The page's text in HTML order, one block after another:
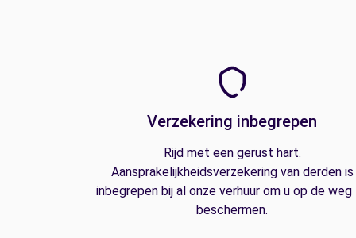
Verzekering inbegrepen
Rijd met een gerust hart.
Aansprakelijkheidsverzekering van derden is
inbegrepen bij al onze verhuur om u op de
beschermen.